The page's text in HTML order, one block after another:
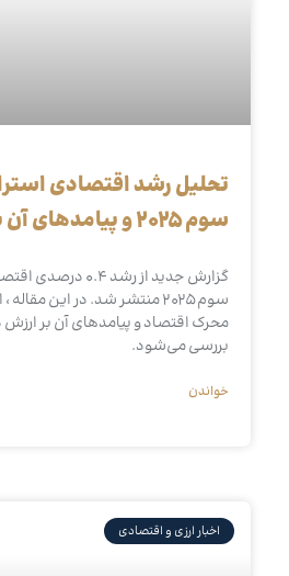
تحلیل رشد اقتصادی
سوم ۲۰۲۵ و پیامدهای آن بر بازار ارز
گزارش جدید از رشد
محرک اقتصاد و پیامدهای آن بر ارزش
بررسی می‌شود.
خواندن
اخبار ارزی و اقتصادی